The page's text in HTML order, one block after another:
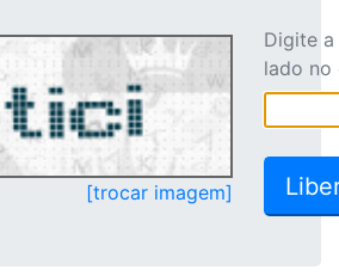
[trocar imagem]
Digite
lado no